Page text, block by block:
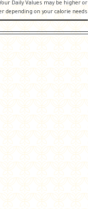
Daily Values may be higher or
depending on your calorie needs